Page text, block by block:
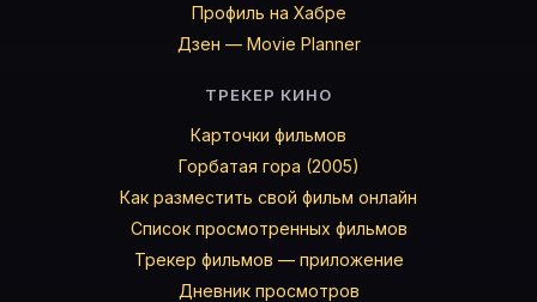
Профиль на Хабре
Дзен — Movie Planner
ТРЕКЕР КИНО
Карточки фильмов
Горбатая гора (2005)
Как разместить свой фильм онлайн
Список просмотренных фильмов
Трекер фильмов — приложение
Дневник просмотров